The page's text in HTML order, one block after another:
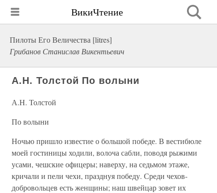
ВикиЧтение
Пилоты Его Величества [litres]
Грибанов Станислав Викентьевич
А.Н. Толстой По волыни
А.Н. Толстой
По волыни
Ночью пришло известие о большой победе. В вестибюле
моей гостиницы ходили, волоча сабли, поводя рыжими
усами, чешские офицеры; наверху, на седьмом этаже,
кричали и пели чехи, празднуя победу. Среди чехов-
добровольцев есть женщины; наш швейцар зовет их